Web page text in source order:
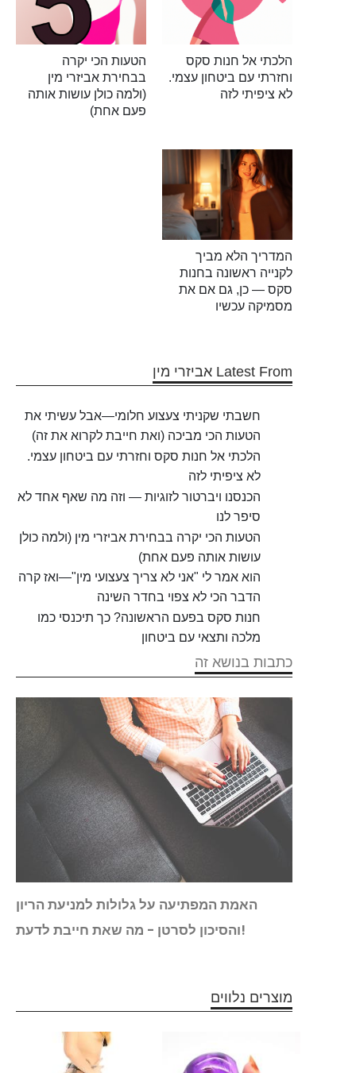
הלכתי אל חנות סקס
וחזרתי עם ביטחון עצמי.
לא ציפיתי לזה
הטעות הכי יקרה
בבחירת אביזרי מין
(ולמה כולן עושות אותה
פעם אחת)
המדריך הלא מביך
לקנייה ראשונה בחנות
סקס — כן, גם אם את
מסמיקה עכשיו
Latest From אביזרי מין
חשבתי שקניתי צעצוע חלומי—אבל עשיתי את
הטעות הכי מביכה (ואת חייבת לקרוא את זה)
הלכתי אל חנות סקס וחזרתי עם ביטחון עצמי.
לא ציפיתי לזה
הכנסנו ויברטור לזוגיות — וזה מה שאף אחד לא
סיפר לנו
הטעות הכי יקרה בבחירת אביזרי מין (ולמה כולן
עושות אותה פעם אחת)
הוא אמר לי "אני לא צריך צעצועי מין"—ואז קרה
הדבר הכי לא צפוי בחדר השינה
חנות סקס בפעם הראשונה? כך תיכנסי כמו
מלכה ותצאי עם ביטחון
כתבות בנושא זה
האמת המפתיעה על גלולות למניעת הריון
והסיכון לסרטן - מה שאת חייבת לדעת!
מוצרים נלווים